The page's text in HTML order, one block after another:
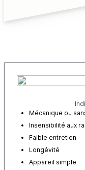
Mécanique ou
Insensibilité aux
Faible entretien
Longévité
Appareil simple